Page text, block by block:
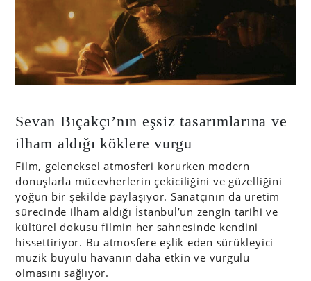
Sevan Bıçakçı’nın eşsiz tasarımlarına ve
ilham aldığı köklere vurgu
Film, geleneksel atmosferi korurken modern
donuşlarla mücevherlerin çekiciliğini ve güzelliğini
yoğun bir şekilde paylaşıyor. Sanatçının da üretim
sürecinde ilham aldığı İstanbul’un zengin tarihi ve
kültürel dokusu filmin her sahnesinde kendini
hissettiriyor. Bu atmosfere eşlik eden sürükleyici
müzik büyülü havanın daha etkin ve vurgulu
olmasını sağlıyor.